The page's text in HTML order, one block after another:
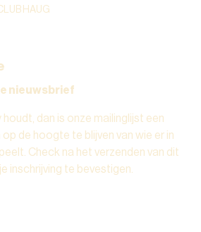
HAUG
nieuwsbrief
houdt, dan is onze mailinglijst een
de hoogte te blijven van wie er in
Check na het verzenden van dit
inschrijving te bevestigen.